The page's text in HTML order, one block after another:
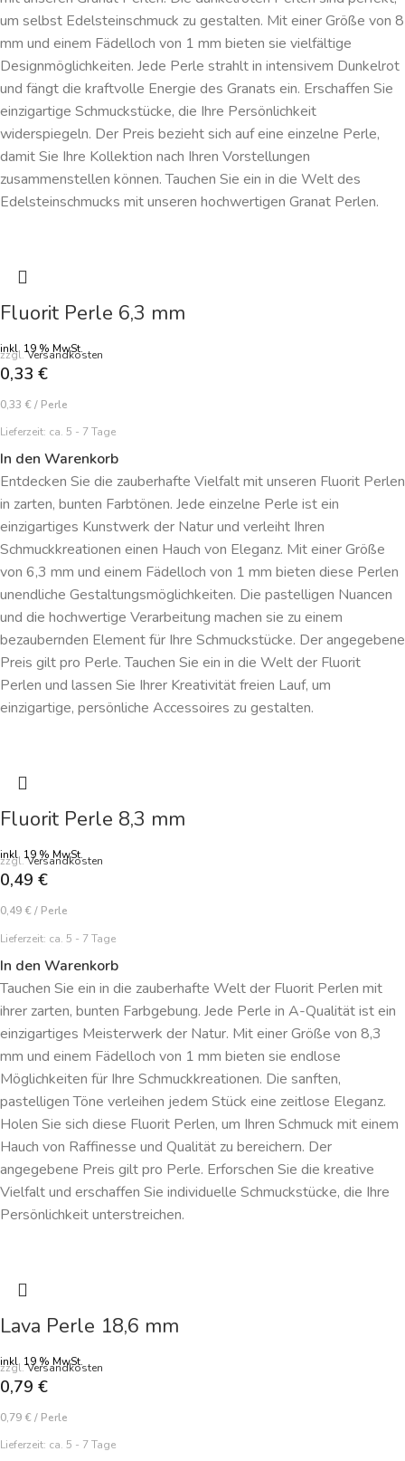
um selbst Edelsteinschmuck zu gestalten. Mit einer Größe von 8
mm und einem Fädelloch von 1 mm bieten sie vielfältige
Designmöglichkeiten. Jede Perle strahlt in intensivem Dunkelrot
und fängt die kraftvolle Energie des Granats ein. Erschaffen Sie
einzigartige Schmuckstücke, die Ihre Persönlichkeit
widerspiegeln. Der Preis bezieht sich auf eine einzelne Perle,
damit Sie Ihre Kollektion nach Ihren Vorstellungen
zusammenstellen können. Tauchen Sie ein in die Welt des
Edelsteinschmucks mit unseren hochwertigen Granat Perlen.
Fluorit Perle 6,3 mm
inkl. 19 % MwSt.
zzgl.Versandkosten
0,33 €
0,33 € / Perle
Lieferzeit: ca. 5 - 7 Tage
In den Warenkorb
Entdecken Sie die zauberhafte Vielfalt mit unseren Fluorit Perlen
in zarten, bunten Farbtönen. Jede einzelne Perle ist ein
einzigartiges Kunstwerk der Natur und verleiht Ihren
Schmuckkreationen einen Hauch von Eleganz. Mit einer Größe
von 6,3 mm und einem Fädelloch von 1 mm bieten diese Perlen
unendliche Gestaltungsmöglichkeiten. Die pastelligen Nuancen
und die hochwertige Verarbeitung machen sie zu einem
bezaubernden Element für Ihre Schmuckstücke. Der angegebene
Preis gilt pro Perle. Tauchen Sie ein in die Welt der Fluorit
Perlen und lassen Sie Ihrer Kreativität freien Lauf, um
einzigartige, persönliche Accessoires zu gestalten.
Fluorit Perle 8,3 mm
inkl. 19 % MwSt.
zzgl.Versandkosten
0,49 €
0,49 € / Perle
Lieferzeit: ca. 5 - 7 Tage
In den Warenkorb
Tauchen Sie ein in die zauberhafte Welt der Fluorit Perlen mit
ihrer zarten, bunten Farbgebung. Jede Perle in A-Qualität ist ein
einzigartiges Meisterwerk der Natur. Mit einer Größe von 8,3
mm und einem Fädelloch von 1 mm bieten sie endlose
Möglichkeiten für Ihre Schmuckkreationen. Die sanften,
pastelligen Töne verleihen jedem Stück eine zeitlose Eleganz.
Holen Sie sich diese Fluorit Perlen, um Ihren Schmuck mit einem
Hauch von Raffinesse und Qualität zu bereichern. Der
angegebene Preis gilt pro Perle. Erforschen Sie die kreative
Vielfalt und erschaffen Sie individuelle Schmuckstücke, die Ihre
Persönlichkeit unterstreichen.
Lava Perle 18,6 mm
inkl. 19 % MwSt.
zzgl.Versandkosten
0,79 €
0,79 € / Perle
Lieferzeit: ca. 5 - 7 Tage